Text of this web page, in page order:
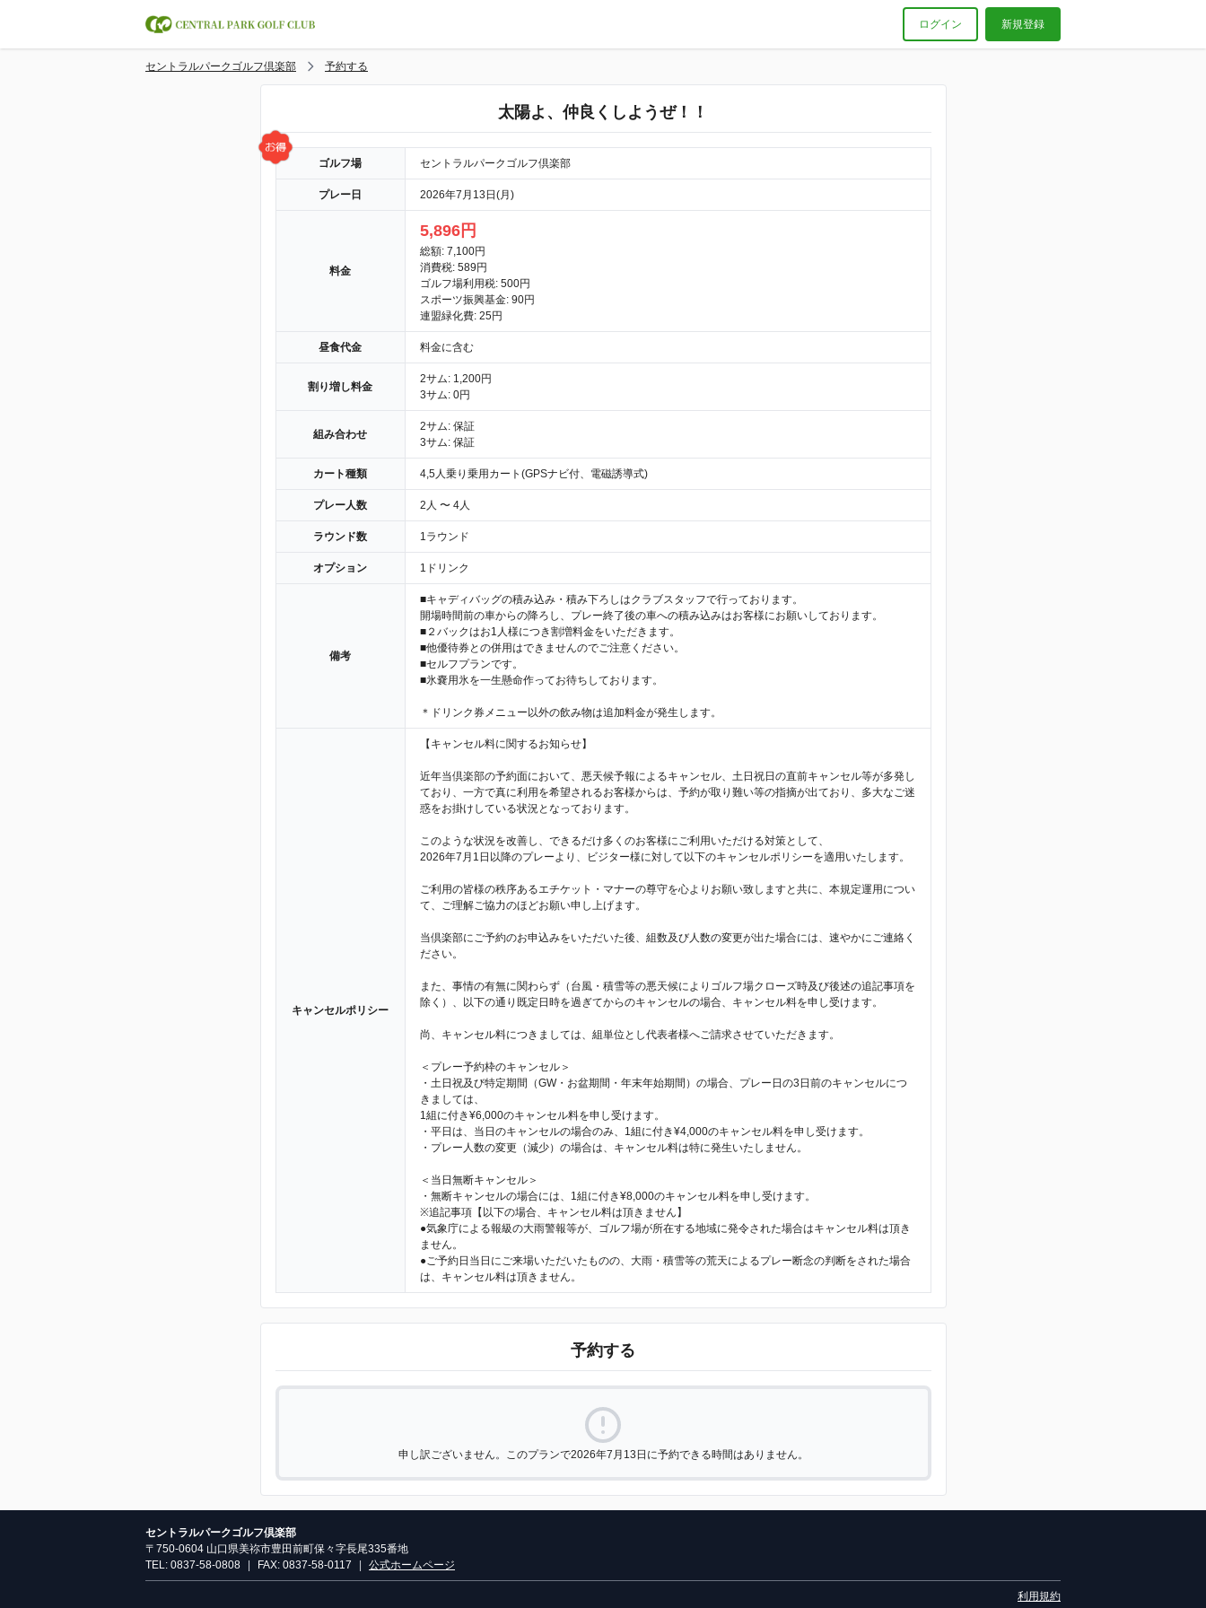
ログイン 新規登録
セントラルパークゴルフ倶楽部 予約する
太陽よ、仲良くしようぜ！！
ゴルフ場 セントラルパークゴルフ倶楽部
プレー日 2026年7月13日(月)
料金
5,896円
総額: 7,100円
消費税: 589円
ゴルフ場利用税: 500円
スポーツ振興基金: 90円
連盟緑化費: 25円
昼食代金 料金に含む
割り増し料金
2サム: 1,200円
3サム: 0円
組み合わせ
2サム: 保証
3サム: 保証
カート種類 4,5人乗り乗用カート(GPSナビ付、電磁誘導式)
プレー人数 2人 〜 4人
ラウンド数 1ラウンド
オプション 1ドリンク
備考
■キャディバッグの積み込み・積み下ろしはクラブスタッフで行っております。
開場時間前の車からの降ろし、プレー終了後の車への積み込みはお客様にお願いしております。
■２バックはお1人様につき割増料金をいただきます。
■他優待券との併用はできませんのでご注意ください。
■セルフプランです。
■氷嚢用氷を一生懸命作ってお待ちしております。
＊ドリンク券メニュー以外の飲み物は追加料金が発生します。
キャンセルポリシー
【キャンセル料に関するお知らせ】
近年当倶楽部の予約面において、悪天候予報によるキャンセル、土日祝日の直前キャンセル等が多発し
ており、一方で真に利用を希望されるお客様からは、予約が取り難い等の指摘が出ており、多大なご迷
惑をお掛けしている状況となっております。
このような状況を改善し、できるだけ多くのお客様にご利用いただける対策として、
2026年7月1日以降のプレーより、ビジター様に対して以下のキャンセルポリシーを適用いたします。
ご利用の皆様の秩序あるエチケット・マナーの尊守を心よりお願い致しますと共に、本規定運用につい
て、ご理解ご協力のほどお願い申し上げます。
当倶楽部にご予約のお申込みをいただいた後、組数及び人数の変更が出た場合には、速やかにご連絡く
ださい。
また、事情の有無に関わらず（台風・積雪等の悪天候によりゴルフ場クローズ時及び後述の追記事項を
除く）、以下の通り既定日時を過ぎてからのキャンセルの場合、キャンセル料を申し受けます。
尚、キャンセル料につきましては、組単位とし代表者様へご請求させていただきます。
＜プレー予約枠のキャンセル＞
・土日祝及び特定期間（GW・お盆期間・年末年始期間）の場合、プレー日の3日前のキャンセルにつ
きましては、
1組に付き¥6,000のキャンセル料を申し受けます。
・平日は、当日のキャンセルの場合のみ、1組に付き¥4,000のキャンセル料を申し受けます。
・プレー人数の変更（減少）の場合は、キャンセル料は特に発生いたしません。
＜当日無断キャンセル＞
・無断キャンセルの場合には、1組に付き¥8,000のキャンセル料を申し受けます。
※追記事項【以下の場合、キャンセル料は頂きません】
●気象庁による報級の大雨警報等が、ゴルフ場が所在する地域に発令された場合はキャンセル料は頂き
ません。
●ご予約日当日にご来場いただいたものの、大雨・積雪等の荒天によるプレー断念の判断をされた場合
は、キャンセル料は頂きません。
予約する
申し訳ございません。このプランで2026年7月13日に予約できる時間はありません。
セントラルパークゴルフ倶楽部
〒750-0604 山口県美祢市豊田前町保々字長尾335番地
TEL: 0837-58-0808
FAX: 0837-58-0117 公式ホームページ
利用規約